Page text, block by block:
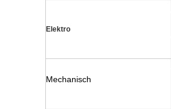
Elektro
Mechanisch